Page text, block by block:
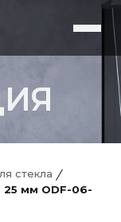
стекла
25 мм ODF-06-